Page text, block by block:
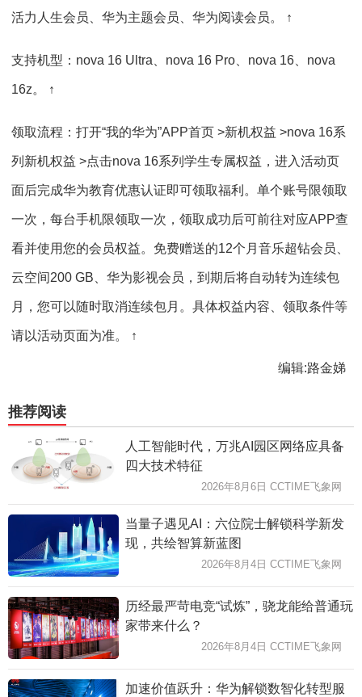
活力人生会员、华为主题会员、华为阅读会员。 ↑
支持机型：nova 16 Ultra、nova 16 Pro、nova 16、nova
16z。 ↑
领取流程：打开“我的华为”APP首页 >新机权益 >nova 16系
列新机权益 >点击nova 16系列学生专属权益，进入活动页
面后完成华为教育优惠认证即可领取福利。单个账号限领取
一次，每台手机限领取一次，领取成功后可前往对应APP查
看并使用您的会员权益。免费赠送的12个月音乐超钻会员、
云空间200 GB、华为影视会员，到期后将自动转为连续包
月，您可以随时取消连续包月。具体权益内容、领取条件等
请以活动页面为准。 ↑
编辑:路金娣
推荐阅读
人工智能时代，万兆AI园区网络应具备
四大技术特征
2026年8月6日 CCTIME飞象网
当量子遇见AI：六位院士解锁科学新发
现，共绘智算新蓝图
2026年8月4日 CCTIME飞象网
历经最严苛电竞“试炼”，骁龙能给普通玩
家带来什么？
2026年8月4日 CCTIME飞象网
加速价值跃升：华为解锁数智化转型服